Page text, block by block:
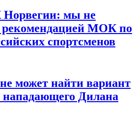
мы не
рекомендацией МОК по
спортсменов
может найти вариант
нападающего Дилана